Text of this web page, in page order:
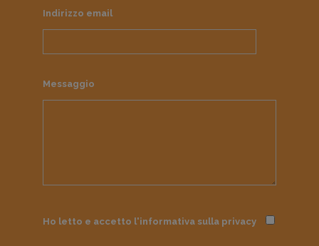
Indirizzo email
Messaggio
Ho letto e accetto l'informativa sulla privacy